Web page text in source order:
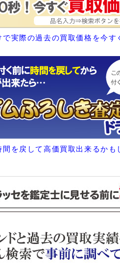
実際の過去の買取価格を今す
を戻して高価買取出来るか